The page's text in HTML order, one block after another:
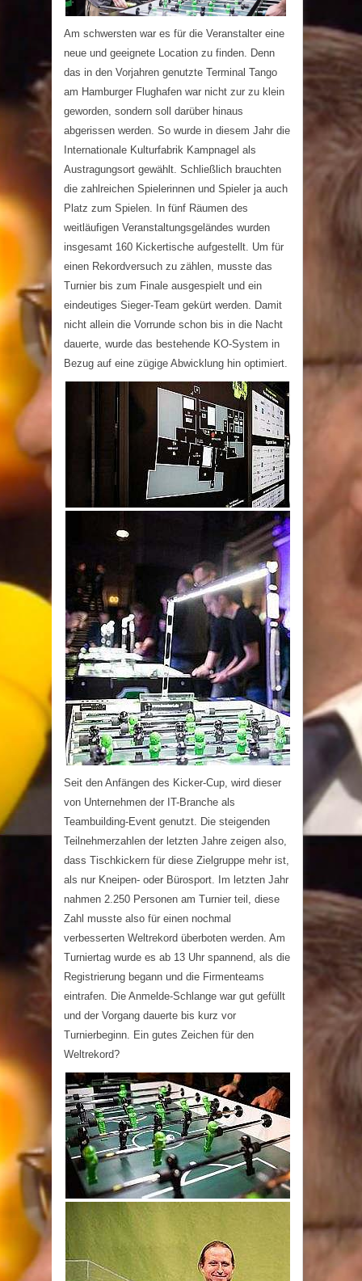
Am schwersten war es für die Veranstalter eine
neue und geeignete Location zu finden. Denn
das in den Vorjahren genutzte Terminal Tango
am Hamburger Flughafen war nicht zur zu klein
geworden, sondern soll darüber hinaus
abgerissen werden. So wurde in diesem Jahr die
Internationale Kulturfabrik Kampnagel als
Austragungsort gewählt. Schließlich brauchten
die zahlreichen Spielerinnen und Spieler ja auch
Platz zum Spielen. In fünf Räumen des
weitläufigen Veranstaltungsgeländes wurden
insgesamt 160 Kickertische aufgestellt. Um für
einen Rekordversuch zu zählen, musste das
Turnier bis zum Finale ausgespielt und ein
eindeutiges Sieger-Team gekürt werden. Damit
nicht allein die Vorrunde schon bis in die Nacht
dauerte, wurde das bestehende KO-System in
Bezug auf eine zügige Abwicklung hin optimiert.
Seit den Anfängen des Kicker-Cup, wird dieser
von Unternehmen der IT-Branche als
Teambuilding-Event genutzt. Die steigenden
Teilnehmerzahlen der letzten Jahre zeigen also,
dass Tischkickern für diese Zielgruppe mehr ist,
als nur Kneipen- oder Bürosport. Im letzten Jahr
nahmen 2.250 Personen am Turnier teil, diese
Zahl musste also für einen nochmal
verbesserten Weltrekord überboten werden. Am
Turniertag wurde es ab 13 Uhr spannend, als die
Registrierung begann und die Firmenteams
eintrafen. Die Anmelde-Schlange war gut gefüllt
und der Vorgang dauerte bis kurz vor
Turnierbeginn. Ein gutes Zeichen für den
Weltrekord?